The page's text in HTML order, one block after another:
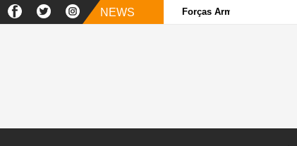
NEWS Forças Armadas e